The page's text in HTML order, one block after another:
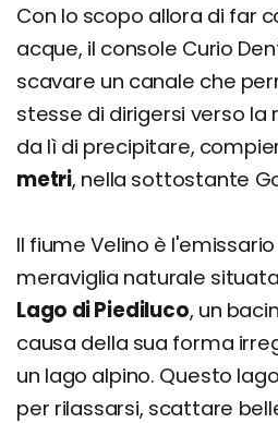
Con lo scopo allora di far
acque, il console Curio
scavare un canale che
stesse di dirigersi verso la
da lì di precipitare,
metri, nella sottostante
Il fiume Velino è
meraviglia naturale
Lago di Piediluco, un
causa della sua forma
un lago alpino. Questo
per rilassarsi, scattare